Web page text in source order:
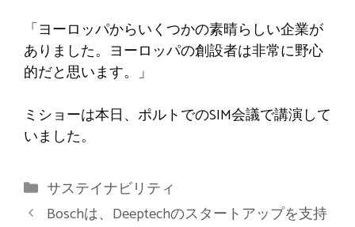
「ヨーロッパからいくつかの素晴らしい企業が
ありました。ヨーロッパの創設者は非常に野心
的だと思います。」
ミショーは本日、ポルトでのSIM会議で講演して
いました。
カ
テ
サステイナビリティ
Boschは、Deeptechのスタートアップを支持